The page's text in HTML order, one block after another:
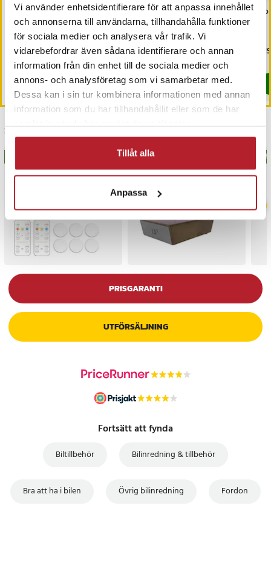
Vi använder enhetsidentifierare för att anpassa innehållet
och annonserna till användarna, tillhandahålla funktioner
för sociala medier och analysera vår trafik. Vi
vidarebefordrar även sådana identifierare och annan
information från din enhet till de sociala medier och
annons- och analysföretag som vi samarbetar med.
Dessa kan i sin tur kombinera informationen med annan
information som du har tillhandahållit eller som de har
Tillåt alla
Anpassa
Luftmadrass säng med
kudde för bilens baksäte
Nuvarande pris:
399 kr Tidigare pris 699 kr
399 kr 699 kr
I lager, levereras inom 1-2 vardagar
Köp
Uppblåsbart tält med
pump - campingtält /
lufttält för 4–6 pers
Nuvarande pris:
3 999 kr Tidigare pris 5 789 kr
3 999 kr 5 789 kr
I lager, levereras inom 1-2 vardagar
Köp
Senast besökta
BÄSTSÄLJARE
PRISGARANTI
UTFÖRSÄLJNING
Fortsätt att fynda
Biltillbehör Bilinredning & tillbehör
Bra att ha i bilen Övrig bilinredning Fordon